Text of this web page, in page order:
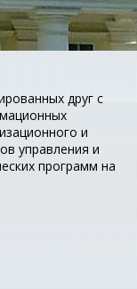
друг с
и
управления и
программ на